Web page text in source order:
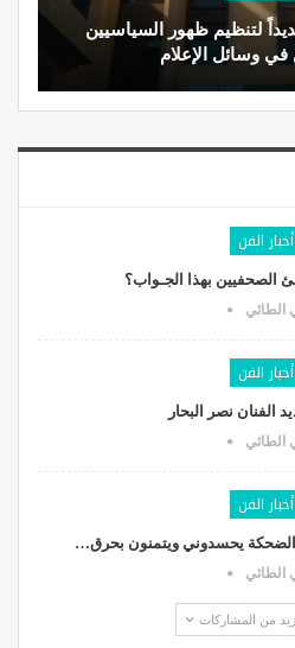
لتنظيم ظهور السياسيين
في وسائل الإعلام
أخبار الفن
الصحفيين بهذا الجـواب؟
الطائي
أخبار الفن
الفنان نصر البحار
الطائي
أخبار الفن
يحسدوني ويتمنون بحرق…
الطائي
من المشاركات